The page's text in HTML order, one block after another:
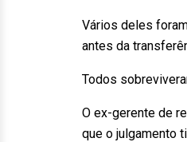
Vários deles
antes da
Todos
O ex-gerente de
que o julgamento